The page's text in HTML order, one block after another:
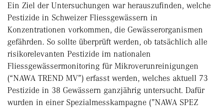
Ein Ziel der Untersuchungen war herauszufinden, welche
Pestizide in Schweizer Fliessgewässern in
Konzentrationen vorkommen, die Gewässerorganismen
gefährden. So sollte überprüft werden, ob tatsächlich alle
risikorelevanten Pestizide im nationalen
Fliessgewässermonitoring für Mikroverunreinigungen
(“NAWA TREND MV”) erfasst werden, welches aktuell 73
Pestizide in 38 Gewässern ganzjährig untersucht. Dafür
wurden in einer Spezialmesskampagne (”NAWA SPEZ